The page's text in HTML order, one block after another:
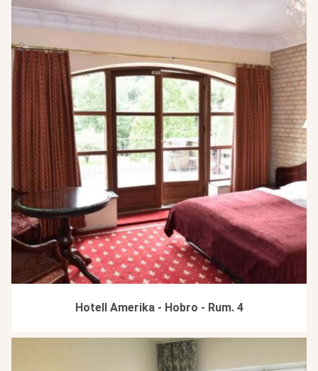
Hotell Amerika - Hobro - Rum. 4